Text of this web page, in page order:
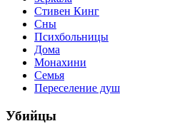
Стивен Кинг
Сны
Психбольницы
Дома
Монахини
Семья
Переселение душ
Убийцы